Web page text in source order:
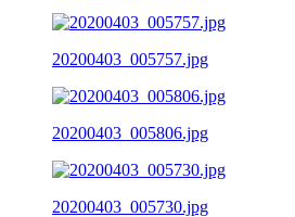
20200403_005757.jpg
20200403_005806.jpg
20200403_005730.jpg